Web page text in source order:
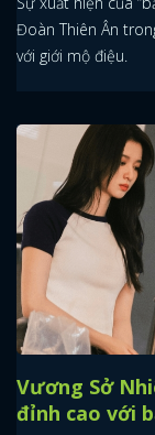
Đoàn Thiên Ân
với giới mộ điệu.
Vương Sở
đỉnh cao với